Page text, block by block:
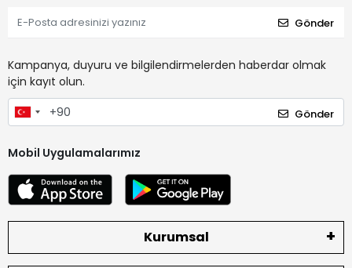
Gönder
Kampanya, duyuru ve bilgilendirmelerden haberdar olmak
için kayıt olun.
Gönder
Mobil Uygulamalarımız
Kurumsal